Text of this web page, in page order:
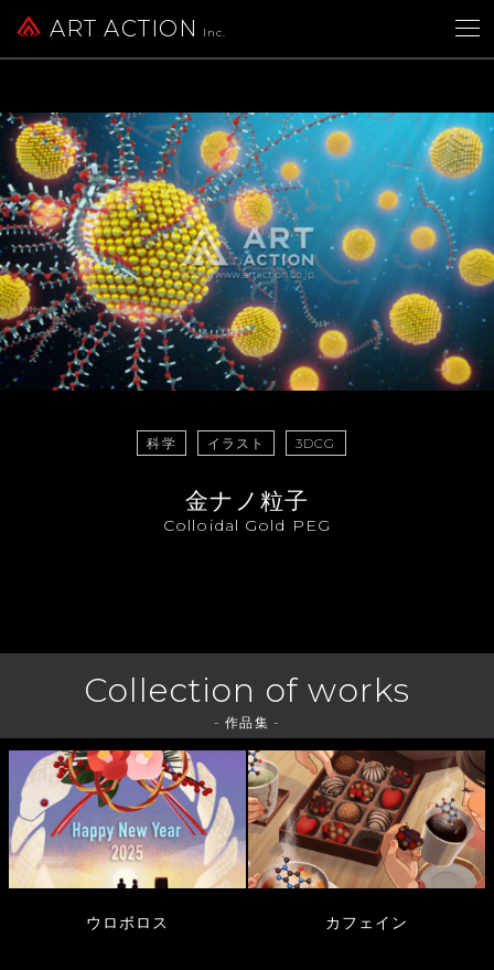
ART ACTION Inc.
科学 イラスト 3DCG
金ナノ粒子
Colloidal Gold PEG
Collection of works
- 作品集 -
ウロボロス カフェイン